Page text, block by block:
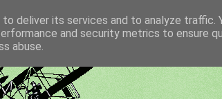
deliver its services and to analyze traffic.
and security metrics to ensure
abuse.